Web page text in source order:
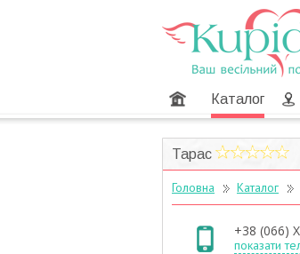
Каталог
Тарас
Головна Каталог
+38 (066)
показати